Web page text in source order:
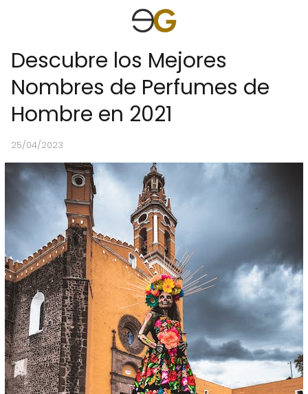
Descubre los Mejores
Nombres de Perfumes de
Hombre en 2021
25/04/2023